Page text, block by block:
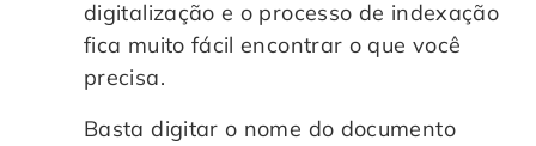
digitalização e o processo de indexação
fica muito fácil encontrar o que você
precisa.
Basta digitar o nome do documento